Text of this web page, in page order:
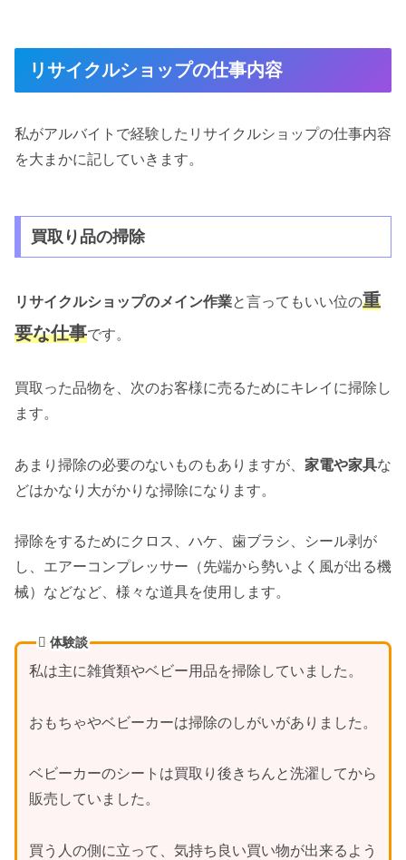
リサイクルショップの仕事内容
私がアルバイトで経験したリサイクルショップの仕事内容
を大まかに記していきます。
買取り品の掃除
リサイクルショップのメイン作業と言ってもいい位の重
要な仕事です。
買取った品物を、次のお客様に売るためにキレイに掃除し
ます。
あまり掃除の必要のないものもありますが、 家電や家具な
どはかなり大がかりな掃除になります。
掃除をするためにクロス、ハケ、歯ブラシ、シール剥が
し、エアーコンプレッサー（先端から勢いよく風が出る機
械）などなど、様々な道具を使用します。
体験談
私は主に雑貨類やベビー用品を掃除していました。
おもちゃやベビーカーは掃除のしがいがありました。
ベビーカーのシートは買取り後きちんと洗濯してから
販売していました。
買う人の側に立って、気持ち良い買い物が出来るよう